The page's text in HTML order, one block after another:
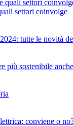
settori coinvolge
tutte le novità
più sostenibile
conviene o